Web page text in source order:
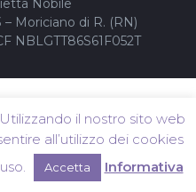
Nobile
Moriciano di R. (RN)
NBLGTT86S61F052T
il nostro sito web
all’utilizzo dei cookies
Accetta Informativa